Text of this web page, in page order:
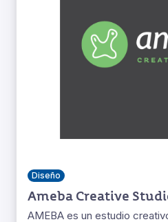
Diseño
Ameba Creative
AMEBA es un estudio